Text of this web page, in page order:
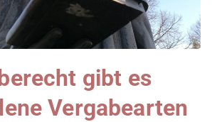
gibt es
Vergabearten